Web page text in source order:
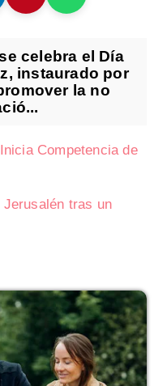
celebra el Día
instaurado por
la no
Competencia de
tras un